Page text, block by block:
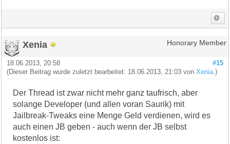
Xenia Honorary Member
#15
18.06.2013, 20:58
(Dieser Beitrag wurde zuletzt bearbeitet: 18.06.2013, 21:03 vonXenia .)
Der Thread ist zwar nicht mehr ganz taufrisch, aber
solange Developer (und allen voran Saurik) mit
Jailbreak-Tweaks eine Menge Geld verdienen, wird es
auch einen JB geben - auch wenn der JB selbst
kostenlos ist: